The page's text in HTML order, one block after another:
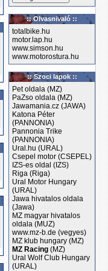
:: Olvasnivaló ::
totalbike.hu
motor.lap.hu
www.simson.hu
www.motorostura.hu
:: Szoci lapok ::
Pet oldala (MZ)
PaZso oldala (MZ)
Jawamania.cz (JAWA)
Katona Péter
(PANNONIA)
Pannonia Trike
(PANNONIA)
Ural.hu (URAL)
Csepel motor (CSEPEL)
IZS-es oldal (IZS)
Riga (Riga)
Ural Motor Hungary
(URAL)
Jawa hivatalos oldala
(Jawa)
MZ magyar hivatalos
oldala (MUZ)
www.mz-b.de (vegyes)
MZ klub hungary (MZ)
MZ Racing (MZ)
Ural Wolf Club Hungary
(URAL)